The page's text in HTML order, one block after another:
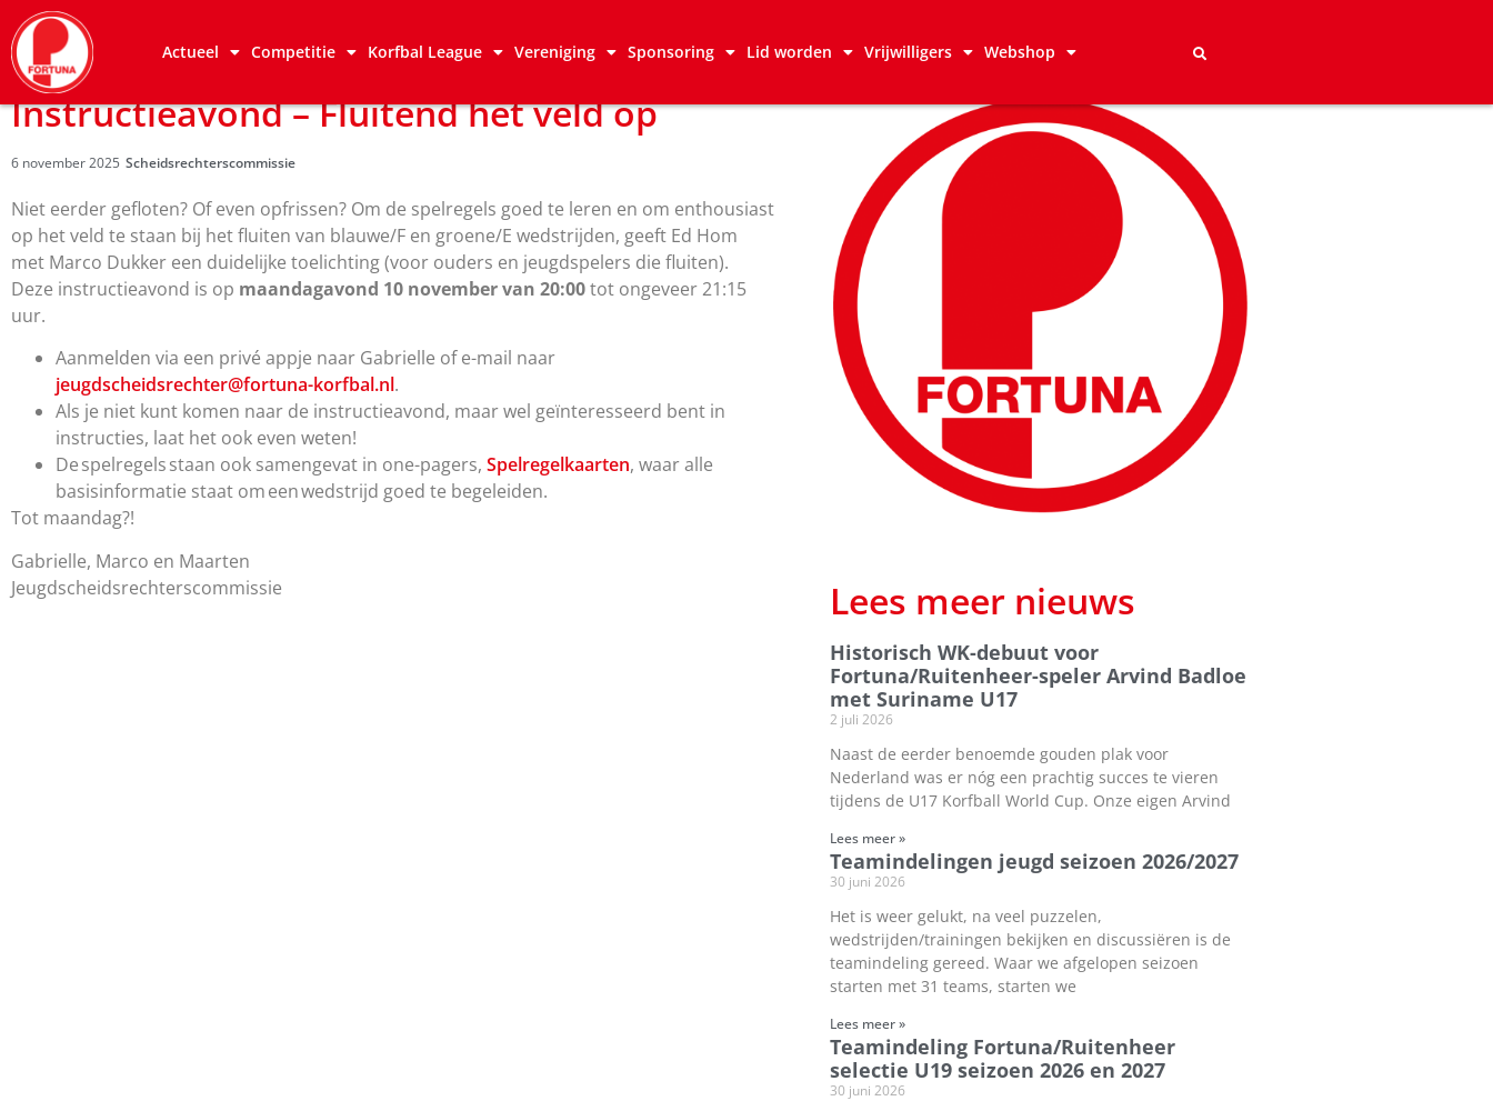
Actueel Competitie Korfbal League Vereniging Sponsoring Lid worden Vrijwilligers Webshop
Instructieavond – Fluitend het veld op
6 november 2025 Scheidsrechterscommissie
Niet eerder gefloten? Of even opfrissen? Om de spelregels goed te leren en om enthousiast
op het veld te staan bij het fluiten van blauwe/F en groene/E wedstrijden, geeft Ed Hom
met Marco Dukker een duidelijke toelichting (voor ouders en jeugdspelers die fluiten).
Deze instructieavond is op maandagavond 10 november van 20:00tot ongeveer 21:15
uur.
Aanmelden via een privé appje naar Gabrielle of e-mail naar
jeugdscheidsrechter@fortuna-korfbal.nl.
Als je niet kunt komen naar de instructieavond, maar wel geïnteresseerd bent in
instructies, laat het ook even weten!
De spelregels staan ook samengevat in one-pagers, Spelregelkaarten, waar alle
basisinformatie staat om een wedstrijd goed te begeleiden.
Tot maandag?!
Gabrielle, Marco en Maarten
Jeugdscheidsrechterscommissie
Lees meer nieuws
Historisch WK-debuut voor
Fortuna/Ruitenheer-speler Arvind Badloe
met Suriname U17
2 juli 2026
Naast de eerder benoemde gouden plak voor
Nederland was er nóg een prachtig succes te vieren
tijdens de U17 Korfball World Cup. Onze eigen Arvind
Lees meer »
Teamindelingen jeugd seizoen 2026/2027
30 juni 2026
Het is weer gelukt, na veel puzzelen,
wedstrijden/trainingen bekijken en discussiëren is de
teamindeling gereed. Waar we afgelopen seizoen
starten met 31 teams, starten we
Lees meer »
Teamindeling Fortuna/Ruitenheer
selectie U19 seizoen 2026 en 2027
30 juni 2026